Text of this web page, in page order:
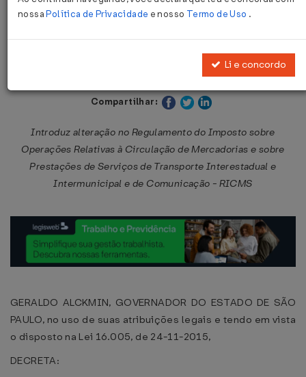
Decreto Nº 61840 DE 25/02/2016
Publicado no DOE - SP em 26 fev 2016
Compartilhar:
Introduz alteração no Regulamento do Imposto sobre
Operações Relativas à Circulação de Mercadorias e sobre
Prestações de Serviços de Transporte Interestadual e
Intermunicipal e de Comunicação - RICMS
GERALDO ALCKMIN, GOVERNADOR DO ESTADO DE SÃO
PAULO, no uso de suas atribuições legais e tendo em vista
o disposto na Lei 16.005, de 24-11-2015,
DECRETA:
nossaPolítica de Privacidade e nosso Termo de Uso .
Li e concordo